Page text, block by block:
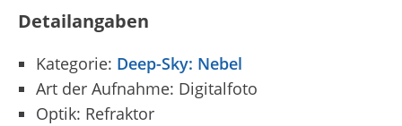
Detailangaben
Kategorie: Deep-Sky: Nebel
Art der Aufnahme: Digitalfoto
Optik: Refraktor